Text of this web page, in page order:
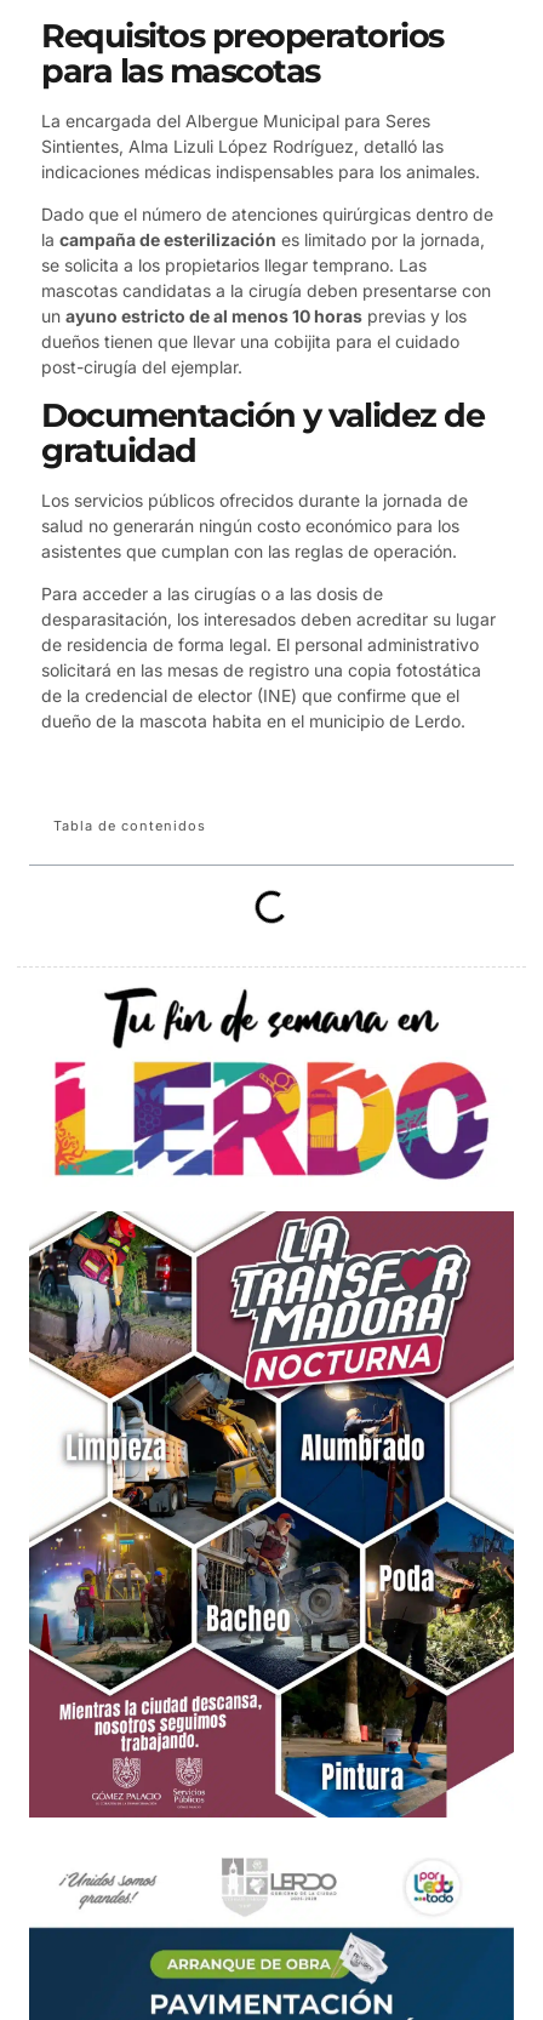
Requisitos preoperatorios
para las mascotas
La encargada del Albergue Municipal para Seres
Sintientes, Alma Lizuli López Rodríguez, detalló las
indicaciones médicas indispensables para los animales.
Dado que el número de atenciones quirúrgicas dentro de
la campaña de esterilización es limitado por la jornada,
se solicita a los propietarios llegar temprano. Las
mascotas candidatas a la cirugía deben presentarse con
un ayuno estricto de al menos 10 horas previas y los
dueños tienen que llevar una cobijita para el cuidado
post-cirugía del ejemplar.
Documentación y validez de
gratuidad
Los servicios públicos ofrecidos durante la jornada de
salud no generarán ningún costo económico para los
asistentes que cumplan con las reglas de operación.
Para acceder a las cirugías o a las dosis de
desparasitación, los interesados deben acreditar su lugar
de residencia de forma legal. El personal administrativo
solicitará en las mesas de registro una copia fotostática
de la credencial de elector (INE) que confirme que el
dueño de la mascota habita en el municipio de Lerdo.
Tabla de contenidos